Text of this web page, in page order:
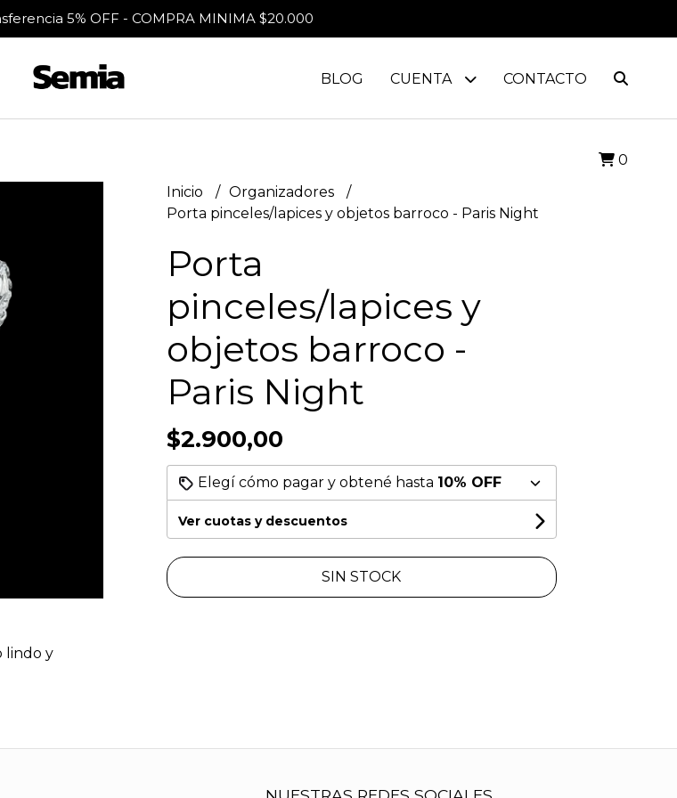
5% OFF - COMPRA MINIMA $20.000
BLOG CUENTA CONTACTO
0
lindo y
Inicio
Organizadores
Porta pinceles/lapices y objetos barroco - Paris Night
Porta
pinceles/lapices y
objetos barroco -
Paris Night
$2.900,00
Elegí cómo pagar y obtené hasta 10% OFF
Ver cuotas y descuentos
SIN STOCK